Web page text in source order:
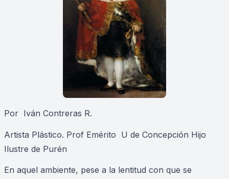
Por Iván Contreras R.
Artista Plástico. Prof Emérito U de Concepción Hijo
Ilustre de Purén
En aquel ambiente, pese a la lentitud con que se